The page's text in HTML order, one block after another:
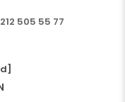
505 55 77